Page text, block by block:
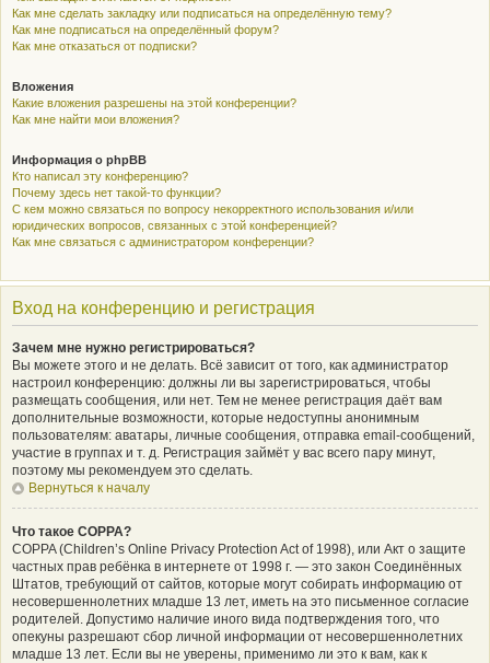
Как мне сделать закладку или подписаться на определённую тему?
Как мне подписаться на определённый форум?
Как мне отказаться от подписки?
Вложения
Какие вложения разрешены на этой конференции?
Как мне найти мои вложения?
Информация о phpBB
Кто написал эту конференцию?
Почему здесь нет такой-то функции?
С кем можно связаться по вопросу некорректного использования и/или
юридических вопросов, связанных с этой конференцией?
Как мне связаться с администратором конференции?
Вход на конференцию и регистрация
Зачем мне нужно регистрироваться?
Вы можете этого и не делать. Всё зависит от того, как администратор
настроил конференцию: должны ли вы зарегистрироваться, чтобы
размещать сообщения, или нет. Тем не менее регистрация даёт вам
дополнительные возможности, которые недоступны анонимным
пользователям: аватары, личные сообщения, отправка email-сообщений,
участие в группах и т. д. Регистрация займёт у вас всего пару минут,
поэтому мы рекомендуем это сделать.
Вернуться к началу
Что такое COPPA?
COPPA (Children’s Online Privacy Protection Act of 1998), или Акт о защите
частных прав ребёнка в интернете от 1998 г. — это закон Соединённых
Штатов, требующий от сайтов, которые могут собирать информацию от
несовершеннолетних младше 13 лет, иметь на это письменное согласие
родителей. Допустимо наличие иного вида подтверждения того, что
опекуны разрешают сбор личной информации от несовершеннолетних
младше 13 лет. Если вы не уверены, применимо ли это к вам, как к